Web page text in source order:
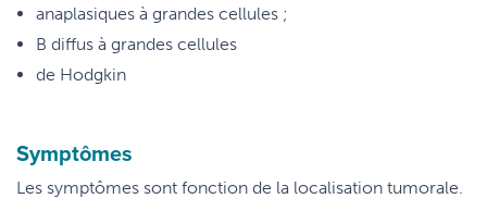
anaplasiques à grandes cellules ;
B diffus à grandes cellules
de Hodgkin
Symptômes
Les symptômes sont fonction de la localisation tumorale.